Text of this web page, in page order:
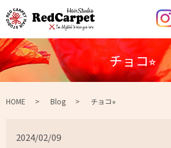
チョコ⭐︎
HOME Blog チョコ⭐︎
2024/02/09